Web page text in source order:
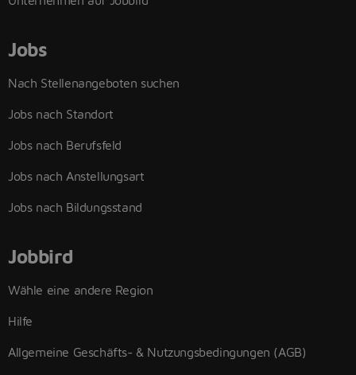
Jobs
Nach Stellenangeboten suchen
Jobs nach Standort
Jobs nach Berufsfeld
Jobs nach Anstellungsart
Jobs nach Bildungsstand
Jobbird
Wähle eine andere Region
Hilfe
Allgemeine Geschäfts- & Nutzungsbedingungen (AGB)